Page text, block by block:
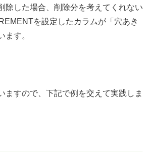
除した場合、削除分を考えてくれない
を設定したカラムが「穴あき
ます。
ますので、下記で例を交えて実践しま